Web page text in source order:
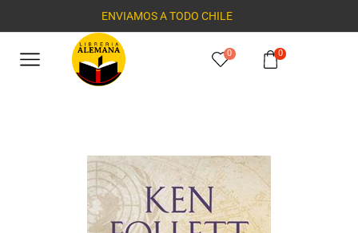
ENVIAMOS A TODO CHILE
0 0